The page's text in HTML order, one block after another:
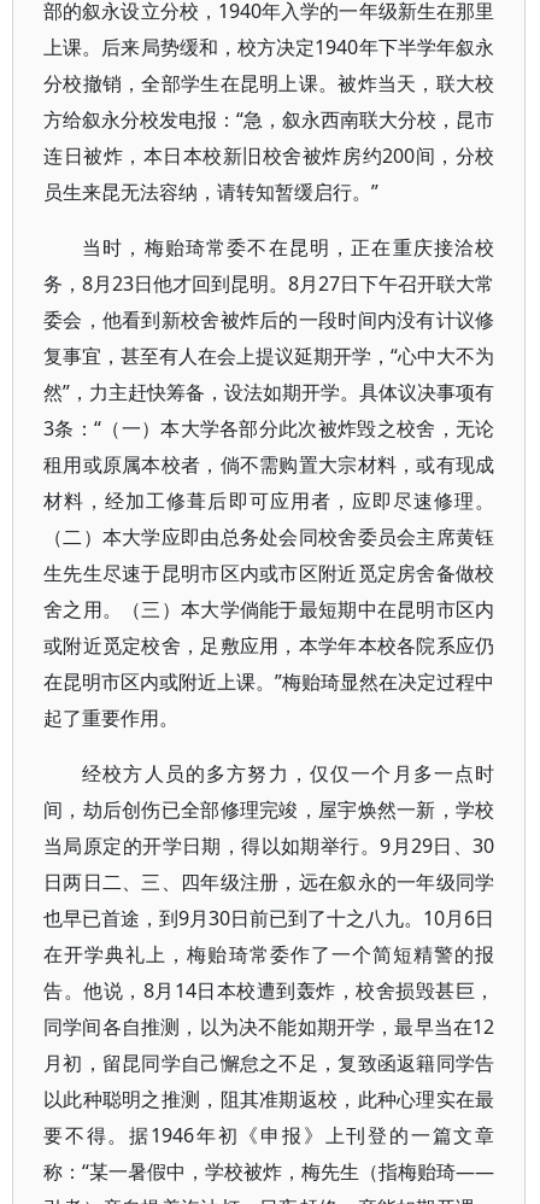
部的叙永设立分校，1940年入学的一年级新生在那里
上课。后来局势缓和，校方决定1940年下半学年叙永
分校撤销，全部学生在昆明上课。被炸当天，联大校
方给叙永分校发电报：“急，叙永西南联大分校，昆市
连日被炸，本日本校新旧校舍被炸房约200间，分校
员生来昆无法容纳，请转知暂缓启行。”
当时，梅贻琦常委不在昆明，正在重庆接洽校
务，8月23日他才回到昆明。8月27日下午召开联大常
委会，他看到新校舍被炸后的一段时间内没有计议修
复事宜，甚至有人在会上提议延期开学，“心中大不为
然”，力主赶快筹备，设法如期开学。具体议决事项有
3条：“（一）本大学各部分此次被炸毁之校舍，无论
租用或原属本校者，倘不需购置大宗材料，或有现成
材料，经加工修葺后即可应用者，应即尽速修理。
（二）本大学应即由总务处会同校舍委员会主席黄钰
生先生尽速于昆明市区内或市区附近觅定房舍备做校
舍之用。（三）本大学倘能于最短期中在昆明市区内
或附近觅定校舍，足敷应用，本学年本校各院系应仍
在昆明市区内或附近上课。”梅贻琦显然在决定过程中
起了重要作用。
经校方人员的多方努力，仅仅一个月多一点时
间，劫后创伤已全部修理完竣，屋宇焕然一新，学校
当局原定的开学日期，得以如期举行。9月29日、30
日两日二、三、四年级注册，远在叙永的一年级同学
也早已首途，到9月30日前已到了十之八九。10月6日
在开学典礼上，梅贻琦常委作了一个简短精警的报
告。他说，8月14日本校遭到轰炸，校舍损毁甚巨，
同学间各自推测，以为决不能如期开学，最早当在12
月初，留昆同学自己懈怠之不足，复致函返籍同学告
以此种聪明之推测，阻其准期返校，此种心理实在最
要不得。据1946年初《申报》上刊登的一篇文章
称：“某一暑假中，学校被炸，梅先生（指梅贻琦——